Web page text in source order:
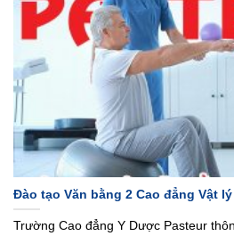
Đào tạo Văn bằng 2 Cao đẳng Vật
Trường Cao đẳng Y Dược Pasteur